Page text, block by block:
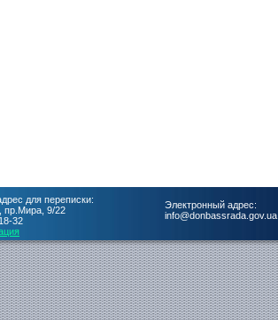
Электронный адрес:
info@donbassrada.gov.ua
для переписки:
пр.Мира, 9/22
32